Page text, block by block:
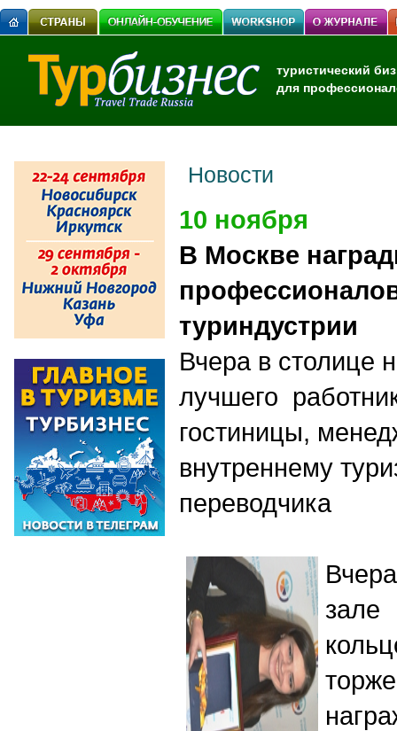
туристический
для
Новости
10 ноября
В Москве
туриндустрии
Вчера в столице
лучшего
гостиницы,
внутреннему
переводчика
зале